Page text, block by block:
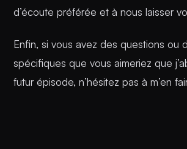
d’écoute préférée et à nous laisser
Enfin, si vous avez des questions ou
spécifiques que vous aimeriez que
futur épisode, n’hésitez pas à m’en